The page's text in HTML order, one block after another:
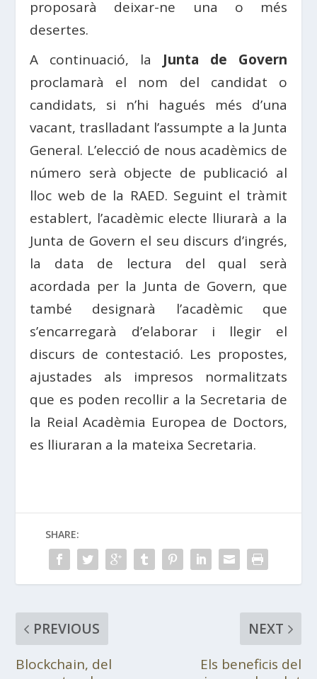
proposarà deixar-ne una o més
desertes.
A continuació, la Junta de Govern
proclamarà el nom del candidat o
candidats, si n’hi hagués més d’una
vacant, traslladant l’assumpte a la Junta
General. L’elecció de nous acadèmics de
número serà objecte de publicació al
lloc web de la RAED. Seguint el tràmit
establert, l’acadèmic electe lliurarà a la
Junta de Govern el seu discurs d’ingrés,
la data de lectura del qual serà
acordada per la Junta de Govern, que
també designarà l’acadèmic que
s’encarregarà d’elaborar i llegir el
discurs de contestació. Les propostes,
ajustades als impresos normalitzats
que es poden recollir a la Secretaria de
la Reial Acadèmia Europea de Doctors,
es lliuraran a la mateixa Secretaria.
SHARE:
PREVIOUS
Blockchain, del
NEXT
Els beneficis del